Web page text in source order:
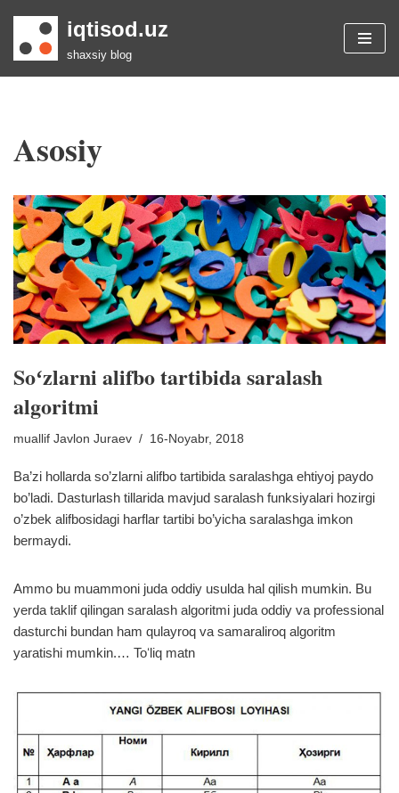
Skip
iqtisod.uz
shaxsiy blog
Asosiy
Soʻzlarni alifbo tartibida saralash
algoritmi
muallif Javlon Juraev 16-Noyabr, 2018
Ba’zi hollarda so’zlarni alifbo tartibida saralashga ehtiyoj paydo
bo’ladi. Dasturlash tillarida mavjud saralash funksiyalari hozirgi
o’zbek alifbosidagi harflar tartibi bo’yicha saralashga imkon
bermaydi.
Ammo bu muammoni juda oddiy usulda hal qilish mumkin. Bu
yerda taklif qilingan saralash algoritmi juda oddiy va professional
dasturchi bundan ham qulayroq va samaraliroq algoritm
yaratishi mumkin.… Toʻliq matn